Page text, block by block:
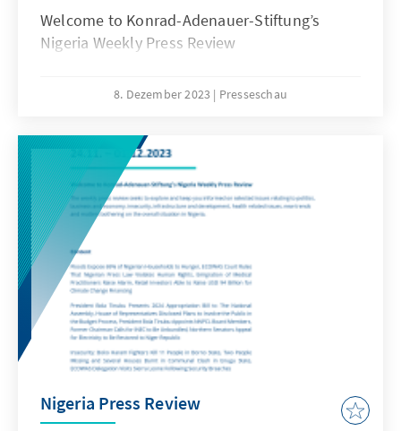
Welcome to Konrad-Adenauer-Stiftung’s
Nigeria Weekly Press Review
8. Dezember 2023 Presseschau
Nigeria Press Review